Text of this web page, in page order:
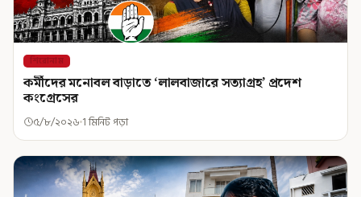
শিরোনাম
কর্মীদের মনোবল বাড়াতে ‘লালবাজারে সত্যাগ্রহ’ প্রদেশ
কংগ্রেসের
৫/৮/২০২৬ 1 মিনিট পড়া